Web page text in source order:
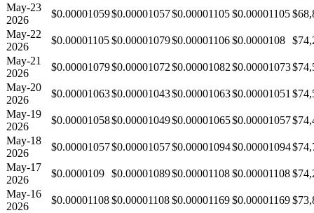
May-23
2026
$0.00001059$0.00001057$0.00001105$0.00001105
May-22
2026
$0.00001105$0.00001079$0.00001106$0.0000108
May-21
2026
$0.00001079$0.00001072$0.00001082$0.00001073
May-20
2026
$0.00001063$0.00001043$0.00001063$0.00001051
May-19
2026
$0.00001058$0.00001049$0.00001065$0.00001057
May-18
2026
$0.00001057$0.00001057$0.00001094$0.00001094
May-17
2026
$0.0000109 $0.00001089$0.00001108$0.00001108
May-16
2026
$0.00001108$0.00001108$0.00001169$0.00001169